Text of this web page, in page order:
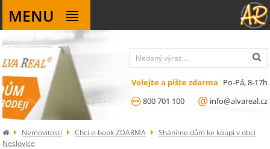
MENU
Volejte a pište zdarma Po-Pá, 8-17h
800 701 100
info@alvareal.cz
Nemovitosti Chci e-book ZDARMA
Sháníme dům ke koupi v obci
Neslovice